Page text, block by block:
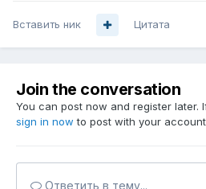
Вставить ник Цитата
Join the conversation
You can post now and register later.
sign in now to post with your
Ответить в тему...